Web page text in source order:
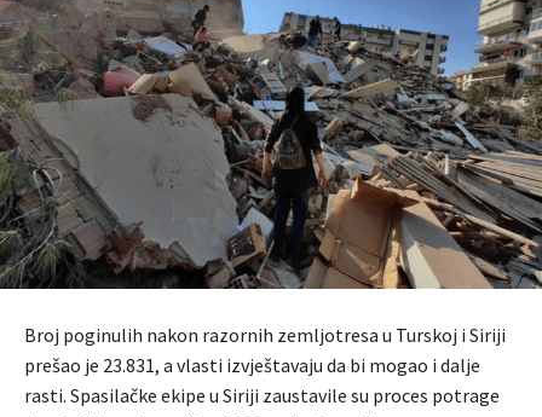
Broj poginulih nakon razornih zemljotresa u Turskoj i Siriji
prešao je 23.831, a vlasti izvještavaju da bi mogao i dalje
rasti. Spasilačke ekipe u Siriji zaustavile su proces potrage